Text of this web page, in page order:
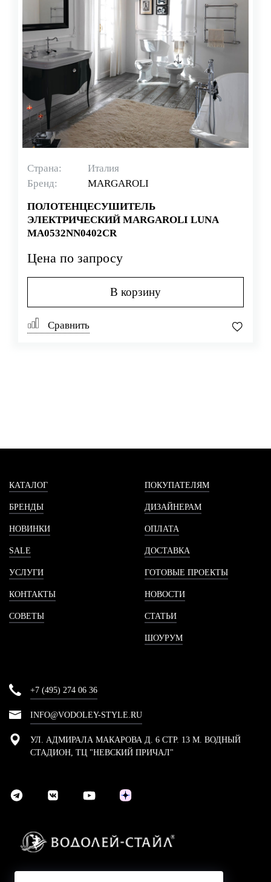
Страна:
Италия
Бренд:
MARGAROLI
ПОЛОТЕНЦЕСУШИТЕЛЬ
ЭЛЕКТРИЧЕСКИЙ MARGAROLI LUNA
MA0532NN0402CR
Цена по запросу
В корзину
Сравнить
КАТАЛОГ
БРЕНДЫ
НОВИНКИ
SALE
УСЛУГИ
КОНТАКТЫ
СОВЕТЫ
ПОКУПАТЕЛЯМ
ДИЗАЙНЕРАМ
ОПЛАТА
ДОСТАВКА
ГОТОВЫЕ ПРОЕКТЫ
НОВОСТИ
СТАТЬИ
ШОУРУМ
+7 (495) 274 06 36
INFO@VODOLEY-STYLE.RU
УЛ. АДМИРАЛА МАКАРОВА Д. 6 СТР. 13 М. ВОДНЫЙ
СТАДИОН, ТЦ "НЕВСКИЙ ПРИЧАЛ"